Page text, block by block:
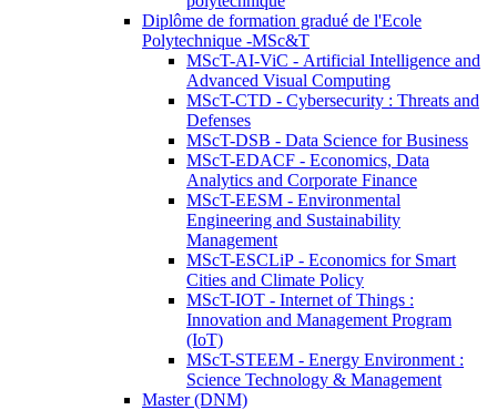
Diplôme de formation gradué de l'Ecole
Polytechnique -MSc&T
MScT-AI-ViC - Artificial Intelligence and
Advanced Visual Computing
MScT-CTD - Cybersecurity : Threats and
Defenses
MScT-DSB - Data Science for Business
MScT-EDACF - Economics, Data
Analytics and Corporate Finance
MScT-EESM - Environmental
Engineering and Sustainability
Management
MScT-ESCLiP - Economics for Smart
Cities and Climate Policy
MScT-IOT - Internet of Things :
Innovation and Management Program
(IoT)
MScT-STEEM - Energy Environment :
Science Technology & Management
Master (DNM)